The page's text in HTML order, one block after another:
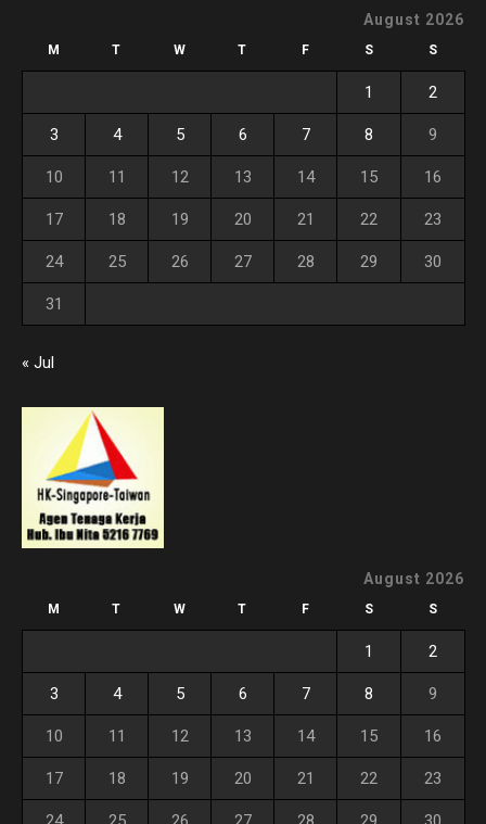
August 2026
M T W T F S S
1 2
3 4 5 6 7 8 9
10 11 12 13 14 15 16
17 18 19 20 21 22 23
24 25 26 27 28 29 30
31
« Jul
August 2026
M T W T F S S
1 2
3 4 5 6 7 8 9
10 11 12 13 14 15 16
17 18 19 20 21 22 23